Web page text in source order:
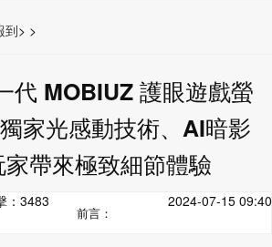
>
到 >
代 MOBIUZ 護眼遊戲螢
家光感動技術、AI暗影
帶來極致細節體驗
3483 2024-07-15 09:40
前言：